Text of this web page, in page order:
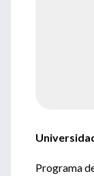
Programa